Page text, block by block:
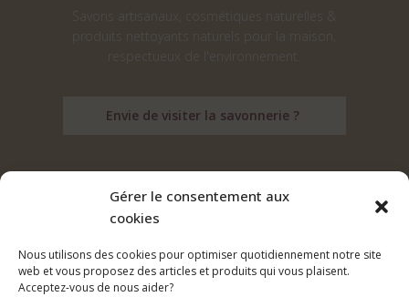
Gérer le consentement aux
cookies
Nous utilisons des cookies pour optimiser quotidiennement notre site
web et vous proposez des articles et produits qui vous plaisent.
Acceptez-vous de nous aider?
Savons artisanaux, cosmétiques naturelles &
produits nettoyants naturels pour la maison,
respectueux de l'environnement.
Envie de visiter la savonnerie ?